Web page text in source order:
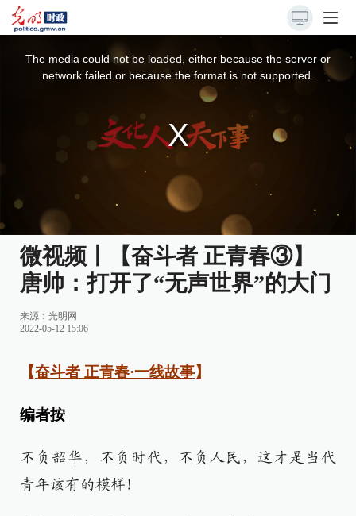
The media could not be loaded, either because the server or
network failed or because the format is not supported.
微视频丨【奋斗者 正青春③】
唐帅：打开了“无声世界”的大门
来源： 光明网
2022-05-12 15:06
【奋斗者 正青春·一线故事】
编者按
不负韶华，不负时代，不负人民，这才是当代
青年该有的模样！